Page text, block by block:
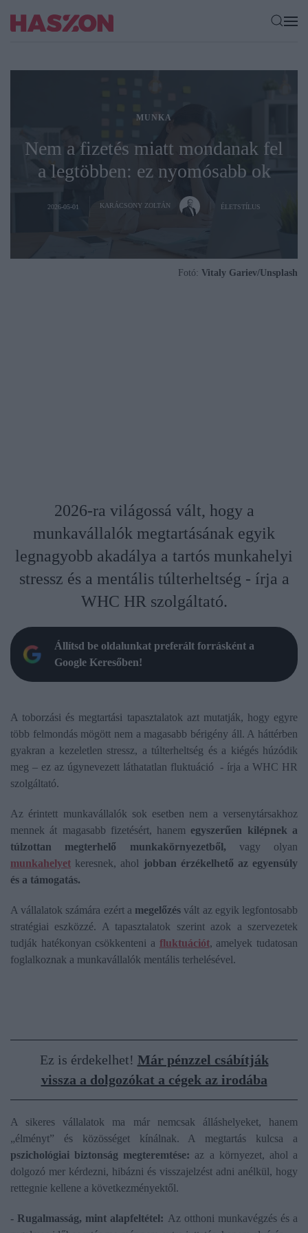
MUNKA
Nem a fizetés miatt mondanak fel
a legtöbben: ez nyomósabb ok
2026-05-01 KARÁCSONY ZOLTÁN ÉLETSTÍLUS
Fotó: Vitaly Gariev/Unsplash
2026-ra világossá vált, hogy a
munkavállalók megtartásának egyik
legnagyobb akadálya a tartós munkahelyi
stressz és a mentális túlterheltség - írja a
WHC HR szolgáltató.
Állítsd be oldalunkat preferált forrásként a
Google Keresőben!
A toborzási és megtartási tapasztalatok azt mutatják, hogy egyre
több felmondás mögött nem a magasabb bérigény áll. A háttérben
gyakran a kezeletlen stressz, a túlterheltség és a kiégés húzódik
meg – ez az úgynevezett láthatatlan fluktuáció - írja a WHC HR
szolgáltató.
Az érintett munkavállalók sok esetben nem a versenytársakhoz
mennek át magasabb fizetésért, hanem egyszerűen kilépnek a
túlzottan megterhelő munkakörnyezetből, vagy olyan
munkahelyet keresnek, ahol jobban érzékelhető az egyensúly
és a támogatás.
A vállalatok számára ezért a megelőzés vált az egyik legfontosabb
stratégiai eszközzé. A tapasztalatok szerint azok a szervezetek
tudják hatékonyan csökkenteni a fluktuációt, amelyek tudatosan
foglalkoznak a munkavállalók mentális terhelésével.
Ez is érdekelhet! Már pénzzel csábítják
vissza a dolgozókat a cégek az irodába
A sikeres vállalatok ma már nemcsak álláshelyeket, hanem
„élményt” és közösséget kínálnak. A megtartás kulcsa a
pszichológiai biztonság megteremtése: az a környezet, ahol a
dolgozó mer kérdezni, hibázni és visszajelzést adni anélkül, hogy
rettegnie kellene a következményektől.
- Rugalmasság, mint alapfeltétel: Az otthoni munkavégzés és a